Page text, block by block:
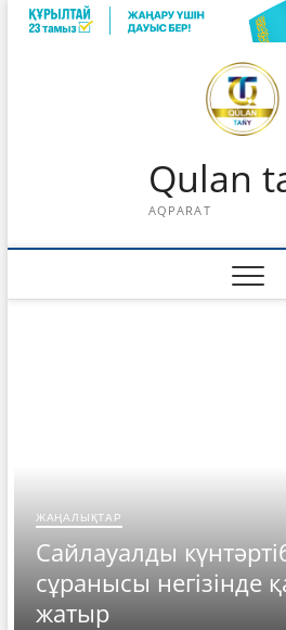
Skip
Qulan
AQPARAT
ЖАҢАЛЫҚТАР
Сайлауалды
сұранысы негізінде
жатыр